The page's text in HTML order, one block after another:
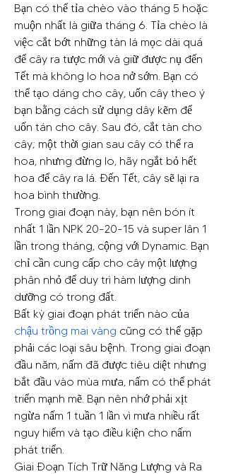
Bạn có thể tỉa chèo vào tháng 5 hoặc
muộn nhất là giữa tháng 6. Tỉa chèo là
việc cắt bớt những tàn lá mọc dài quá
để cây ra tược mới và giữ được nụ đến
Tết mà không lo hoa nở sớm. Bạn có
thể tạo dáng cho cây, uốn cây theo ý
bạn bằng cách sử dụng dây kẽm để
uốn tán cho cây. Sau đó, cắt tàn cho
cây; một thời gian sau cây có thể ra
hoa, nhưng đừng lo, hãy ngắt bỏ hết
hoa để cây ra lá. Đến Tết, cây sẽ lại ra
hoa bình thường.
Trong giai đoạn này, bạn nên bón ít
nhất 1 lần NPK 20-20-15 và super lân 1
lần trong tháng, cộng với Dynamic. Bạn
chỉ cần cung cấp cho cây một lượng
phân nhỏ để duy trì hàm lượng dinh
dưỡng có trong đất.
chậu trồng mai vàng cũng có thể gặp
phải các loại sâu bệnh. Trong giai đoạn
đầu năm, nấm đã được tiêu diệt nhưng
bắt đầu vào mùa mưa, nấm có thể phát
triển mạnh mẽ. Bạn nên nhớ phải xịt
ngừa nấm 1 tuần 1 lần vì mưa nhiều rất
nguy hiểm và tạo điều kiện cho nấm
phát triển.
Giai Đoạn Tích Trữ Năng Lượng và Ra